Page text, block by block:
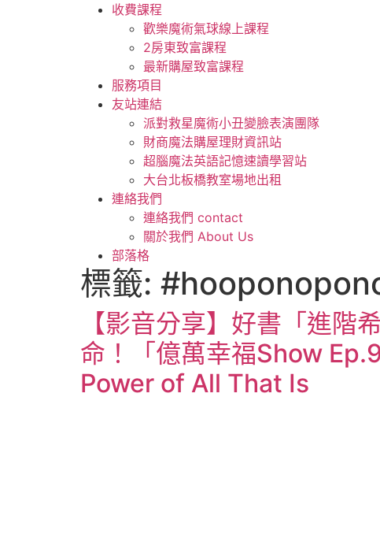
收費課程
歡樂魔術氣球線上課程
2房東致富課程
最新購屋致富課程
服務項目
友站連結
派對救星魔術小丑變臉表演團隊
財商魔法購屋理財資訊站
超腦魔法英語記憶速讀學習站
大台北板橋教室場地出租
連絡我們
連絡我們 contact
關於我們 About Us
部落格
標籤:
【影音分享】好書「進
命！「億萬幸福Show
Power of All That Is